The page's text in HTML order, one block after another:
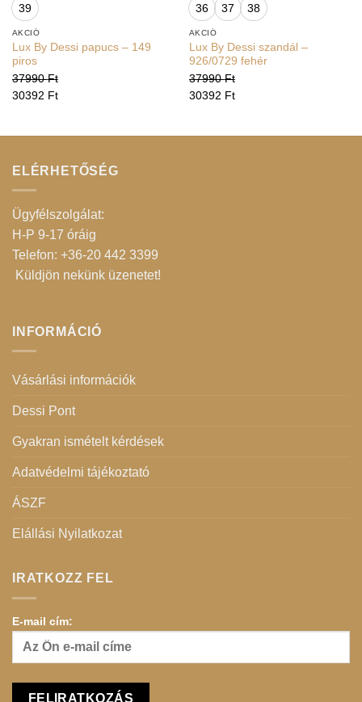
39
AKCIÓ
Lux By Dessi papucs – 149
piros
37990Ft
30392 Ft
36 37 38
AKCIÓ
Lux By Dessi szandál –
926/0729 fehér
37990Ft
30392 Ft
ELÉRHETŐSÉG
Ügyfélszolgálat:
H-P 9-17 óráig
Telefon: +36-20 442 3399
Küldjön nekünk üzenetet!
INFORMÁCIÓ
Vásárlási információk
Dessi Pont
Gyakran ismételt kérdések
Adatvédelmi tájékoztató
ÁSZF
Elállási Nyilatkozat
IRATKOZZ FEL
E-mail cím: